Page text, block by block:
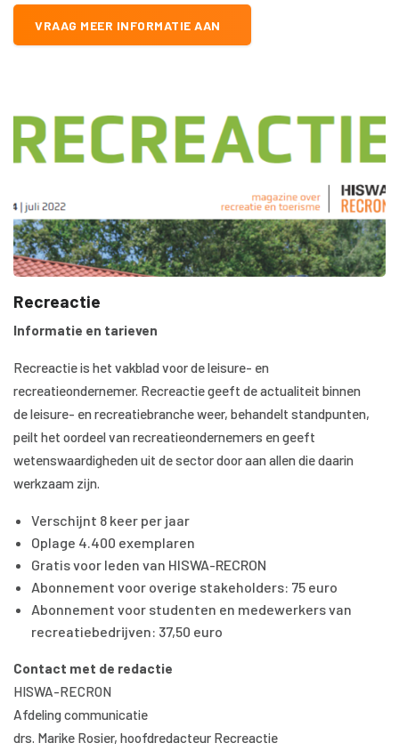
VRAAG MEER INFORMATIE AAN
Recreactie
Informatie en tarieven
Recreactie is het vakblad voor de leisure- en
recreatieondernemer. Recreactie geeft de actualiteit binnen
de leisure- en recreatiebranche weer, behandelt standpunten,
peilt het oordeel van recreatieondernemers en geeft
wetenswaardigheden uit de sector door aan allen die daarin
werkzaam zijn.
Verschijnt 8 keer per jaar
Oplage 4.400 exemplaren
Gratis voor leden van HISWA-RECRON
Abonnement voor overige stakeholders: 75 euro
Abonnement voor studenten en medewerkers van
recreatiebedrijven: 37,50 euro
Contact met de redactie
HISWA-RECRON
Afdeling communicatie
drs. Marike Rosier, hoofdredacteur Recreactie